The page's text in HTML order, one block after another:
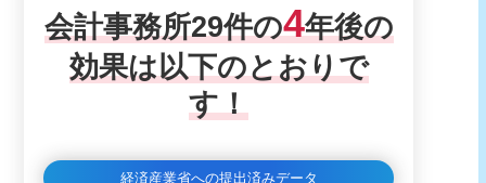
会計事務所29件の4年後の
効果は以下のとおりで
す！
経済産業省への提出済みデータ